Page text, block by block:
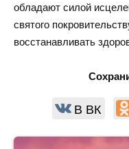
обладают силой
святого
восстанавливать
В ВК